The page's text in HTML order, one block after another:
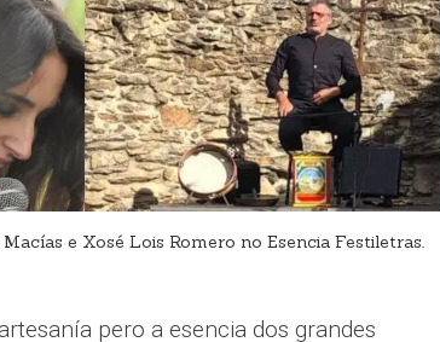
e Xosé Lois Romero no Esencia Festiletras.
pero a esencia dos grandes